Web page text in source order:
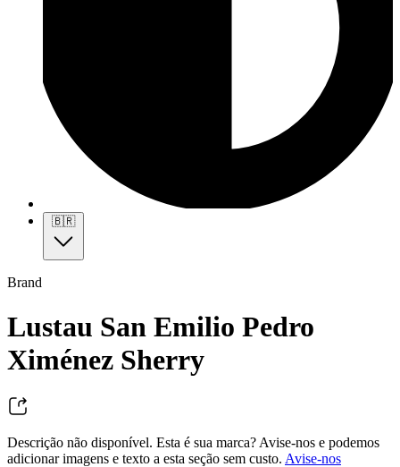
🇧🇷
Brand
Lustau San Emilio Pedro
Ximénez Sherry
Descrição não disponível. Esta é sua marca? Avise-nos e podemos
adicionar imagens e texto a esta seção sem custo. Avise-nos